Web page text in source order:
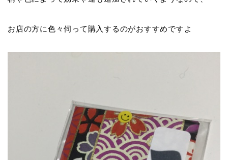
お店の方に色々伺って購入するのがおすすめですよ